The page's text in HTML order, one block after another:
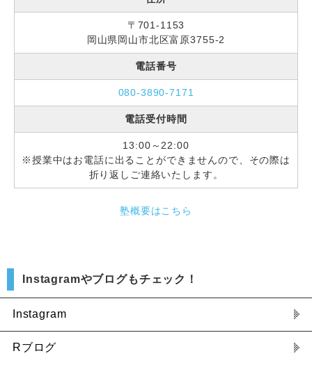
〒701-1153
岡山県岡山市北区富原3755-2
電話番号
080-3890-7171
電話受付時間
13:00～22:00
※授業中はお電話に出ることができませんので、その際は
折り返しご連絡いたします。
塾概要はこちら
Instagramやブログもチェック！
Instagram
Rブログ